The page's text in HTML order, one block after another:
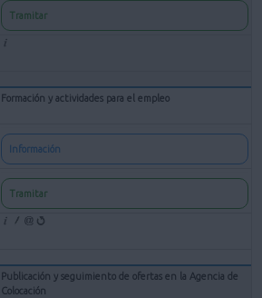
Tramitar
Formación y actividades para el empleo
Información
Tramitar
Publicación y seguimiento de ofertas en la Agencia de
Colocación